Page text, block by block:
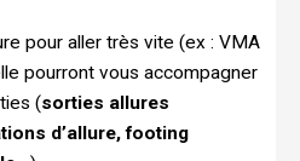
pour aller très vite (ex : VMA
pourront vous accompagner
(sorties allures
d’allure, footing